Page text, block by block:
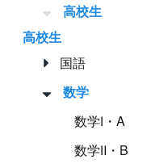
高校生
高校生
国語
数学
数学Ⅰ・A
数学Ⅱ・B